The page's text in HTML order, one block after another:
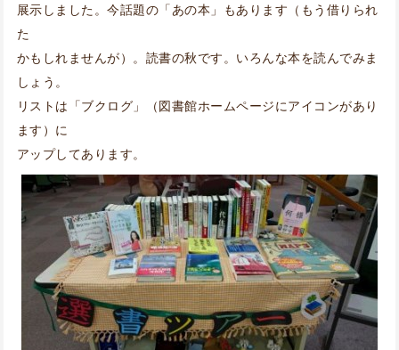
展示しました。今話題の「あの本」もあります（もう借りられ
た
かもしれませんが）。読書の秋です。いろんな本を読んでみま
しょう。
リストは「ブクログ」（図書館ホームページにアイコンがあり
ます）に
アップしてあります。